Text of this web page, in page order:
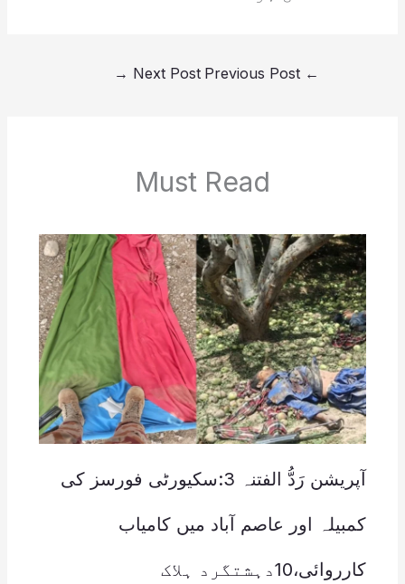
←
Next Post
→
Must Read
آپریشن رَدُّ الفتنہ 3:سکیورٹی فورسز کی
کمبیلہ اور عاصم آباد میں کامیاب
کارروائی،10دہشتگرد ہلاک